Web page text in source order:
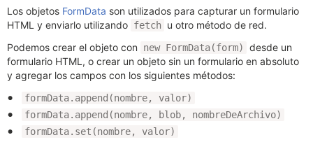
Los objetos FormData son utilizados para capturar un formulario
HTML y enviarlo utilizando fetch u otro método de red.
Podemos crear el objeto con
new FormData(form)
desde un
formulario HTML, o crear un objeto sin un formulario en absoluto
y agregar los campos con los siguientes métodos:
formData.append(nombre, valor)
formData.append(nombre, blob, nombreDeArchivo)
formData.set(nombre, valor)